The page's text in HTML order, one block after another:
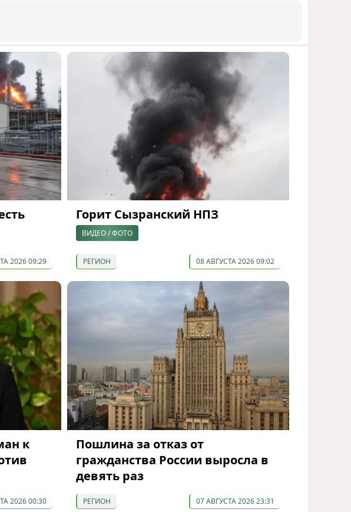
07 Августа 2026 10:34
10
Можно ли предсказать
конец войны переходного
периода?
УКРАИНСКИЕ ЭКСПЕРТЫ О ДЕДЛАЙНЕ
ЗЕЛЕНСКОГО НА МИР
05 Августа 2026 19:49
2026 09:29
Горит Сызранский НПЗ
ВИДЕО / ФОТО
РЕГИОН 08 АВГУСТА 2026 09:02
к
2026 00:30
Пошлина за отказ от
гражданства России выросла в
девять раз
РЕГИОН 07 АВГУСТА 2026 23:31